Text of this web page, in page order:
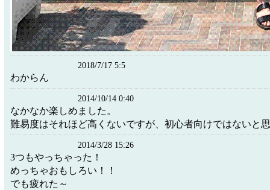
2018/7/17 5:5
わからん
2014/10/14 0:40
なかなか楽しめました。
難易度はそれほど高くないですが、初心者向けではないと
2014/3/28 15:26
3つもやっちゃった！
めっちゃおもしろい！！
でも疲れた～